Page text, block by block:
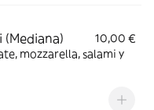
(Mediana)
10,00 €
mozzarella, salami y